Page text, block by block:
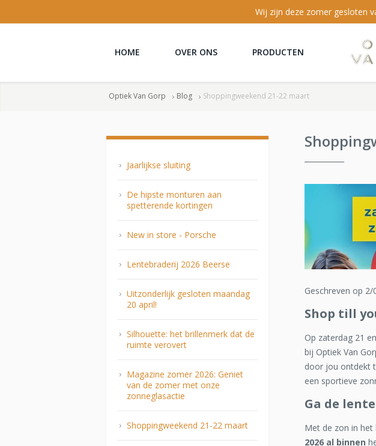
Wij zijn deze zomer gesloten
HOME OVER ONS PRODUCTEN
Optiek Van Gorp Blog Shoppingweekend 21-22 maart
Geschreven op 2/
Shop till
Op zaterdag 21
bij Optiek Van
door jou ontdekt
een sportieve
Ga de
Met de zon in het
2026 al binnen
Jaarlijkse sluiting
De hipste monturen aan
spetterende kortingen
New in store - Porsche
Lentebraderij 2026 Beerse
Uitzonderlijk gesloten maandag
20 april!
Silhouette: het brillenmerk dat de
ruimte verovert
Magazine zomer 2026: Geniet
van de zomer met onze
zonneglasactie
Shoppingweekend 21-22 maart